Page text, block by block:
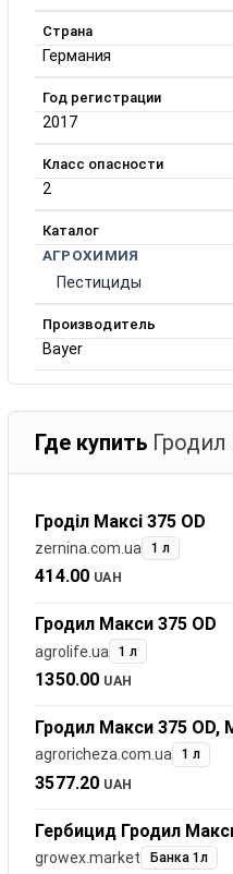
Страна
Германия
Год регистрации
2017
Класс опасности
2
Каталог
АГРОХИМИЯ
Пестициды
Производитель
Bayer
Где купить
Гроділ Максі 375 OD
zernina.com.ua 1 л
414.00 UAH
Гродил Макси 375 OD
agrolife.ua 1 л
1350.00 UAH
Гродил Макси 375 OD,
agroricheza.com.ua 1 л
3577.20 UAH
Гербицид Гродил
growex.market Банка 1л